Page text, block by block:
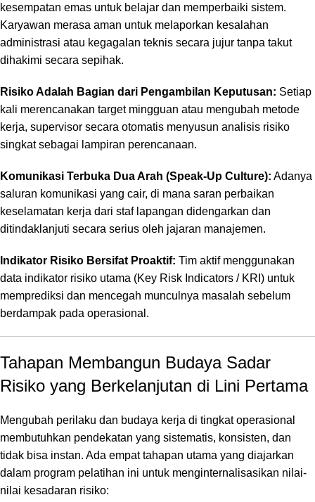
kesempatan emas untuk belajar dan memperbaiki sistem.
Karyawan merasa aman untuk melaporkan kesalahan
administrasi atau kegagalan teknis secara jujur tanpa takut
dihakimi secara sepihak.
Risiko Adalah Bagian dari Pengambilan Keputusan: Setiap
kali merencanakan target mingguan atau mengubah metode
kerja, supervisor secara otomatis menyusun analisis risiko
singkat sebagai lampiran perencanaan.
Komunikasi Terbuka Dua Arah (Speak-Up Culture): Adanya
saluran komunikasi yang cair, di mana saran perbaikan
keselamatan kerja dari staf lapangan didengarkan dan
ditindaklanjuti secara serius oleh jajaran manajemen.
Indikator Risiko Bersifat Proaktif: Tim aktif menggunakan
data indikator risiko utama (Key Risk Indicators / KRI) untuk
memprediksi dan mencegah munculnya masalah sebelum
berdampak pada operasional.
Tahapan Membangun Budaya Sadar
Risiko yang Berkelanjutan di Lini Pertama
Mengubah perilaku dan budaya kerja di tingkat operasional
membutuhkan pendekatan yang sistematis, konsisten, dan
tidak bisa instan. Ada empat tahapan utama yang diajarkan
dalam program pelatihan ini untuk menginternalisasikan nilai-
nilai kesadaran risiko: